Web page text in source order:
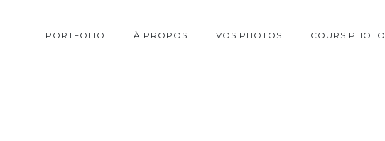
PORTFOLIO À PROPOS VOS PHOTOS COURS PHOTO